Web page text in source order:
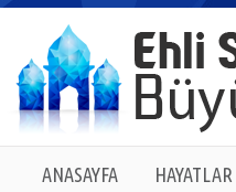
ANASAYFA HAYATLAR